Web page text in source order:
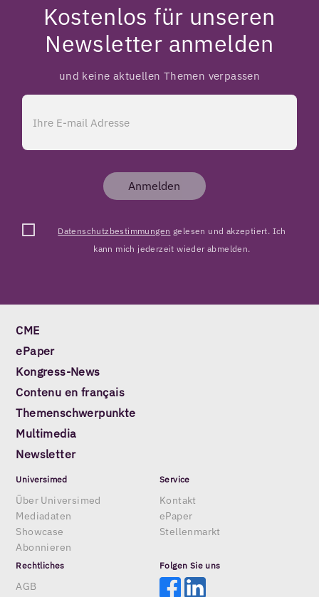
Kostenlos für unseren
Newsletter anmelden
und keine aktuellen Themen verpassen
Anmelden
Datenschutzbestimmungen gelesen und akzeptiert. Ich
kann mich jederzeit wieder abmelden.
CME
ePaper
Kongress-News
Contenu en français
Themenschwerpunkte
Multimedia
Newsletter
Universimed
Über Universimed
Mediadaten
Showcase
Abonnieren
Service
Kontakt
ePaper
Stellenmarkt
Rechtliches
AGB
Folgen Sie uns